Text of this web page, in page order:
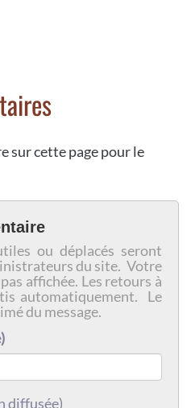
sur cette page pour le
ou déplacés seront
du site. Votre
affichée. Les retours à
automatiquement. Le
du message.
diffusée)